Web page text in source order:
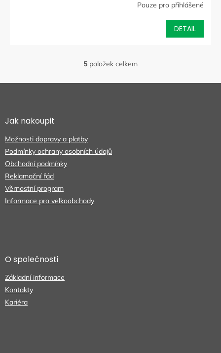
Pouze pro přihlášené
DETAIL
O
l
r
5 položek celkem
Z
aJak nakoupit
Možnosti dopravy a platby
Podmínky ochrany osobních údajů
Obchodní podmínky
Reklamační řád
Věrnostní program
Informace pro velkoobchody
O společnosti
Základní informace
Kontakty
Kariéra